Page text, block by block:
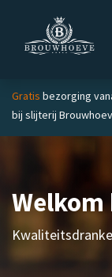
Gratis bezorging
bij slijterij